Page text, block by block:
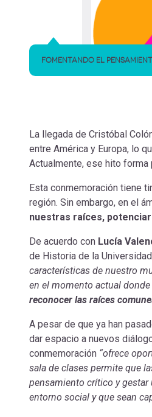
FOMENTANDO EL
La llegada de Cristóbal
entre América y Europa, lo
Actualmente, ese hito
Esta conmemoración tiene
región. Sin embargo, en el
nuestras raíces,
De acuerdo con Lucía
de Historia de la
características de nuestro
en el momento actual
reconocer las raíces
A pesar de que ya han
dar espacio a nuevos
conmemoración “ofrece
sala de clases permite que
pensamiento crítico y
entorno social y que sean